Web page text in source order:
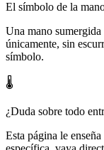
El símbolo de la
Una mano
únicamente, sin
símbolo.
🌡️
¿Duda sobre todo
Esta página le